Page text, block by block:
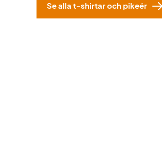
Se alla t-shirtar och pikeér